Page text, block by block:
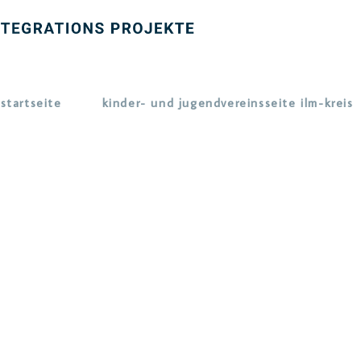
startseite kinder- und jugendvereinsseite ilm-kreis